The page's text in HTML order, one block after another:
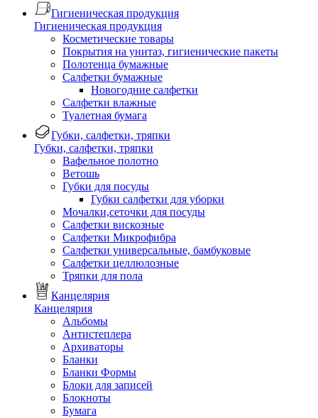
Гигиеническая продукция
Гигиеническая продукция
Косметические товары
Покрытия на унитаз, гигиенические пакеты
Полотенца бумажные
Салфетки бумажные
Новогодние салфетки
Салфетки влажные
Туалетная бумага
Губки, салфетки, тряпки
Губки, салфетки, тряпки
Вафельное полотно
Ветошь
Губки для посуды
Губки салфетки для уборки
Мочалки,сеточки для посуды
Салфетки вискозные
Салфетки Микрофибра
Салфетки универсальные, бамбуковые
Салфетки целлюлозные
Тряпки для пола
Канцелярия
Канцелярия
Альбомы
Антистеплера
Архиваторы
Бланки
Бланки Формы
Блоки для записей
Блокноты
Бумага